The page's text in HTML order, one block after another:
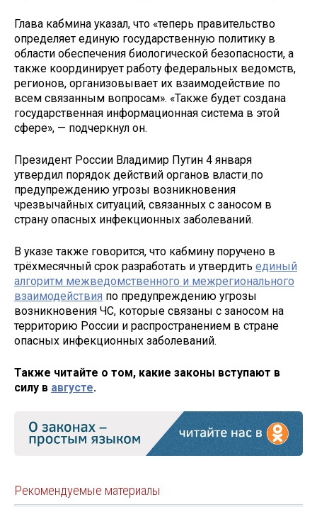
Глава кабмина указал, что «теперь правительство
определяет единую государственную политику в
области обеспечения биологической безопасности, а
также координирует работу федеральных ведомств,
регионов, организовывает их взаимодействие по
всем связанным вопросам». «Также будет создана
государственная информационная система в этой
сфере», — подчеркнул он.
Президент России Владимир Путин 4 января
утвердил порядок действий органов власти по
предупреждению угрозы возникновения
чрезвычайных ситуаций, связанных с заносом в
страну опасных инфекционных заболеваний.
В указе также говорится, что кабмину поручено в
трёхмесячный срок разработать и утвердить единый
алгоритм межведомственного и межрегионального
взаимодействия по предупреждению угрозы
возникновения ЧС, которые связаны с заносом на
территорию России и распространением в стране
опасных инфекционных заболеваний.
Также читайте о том, какие законы вступают в
силу в августе.
Рекомендуемые материалы